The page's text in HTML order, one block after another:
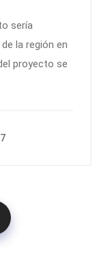
sería
la región en
proyecto se